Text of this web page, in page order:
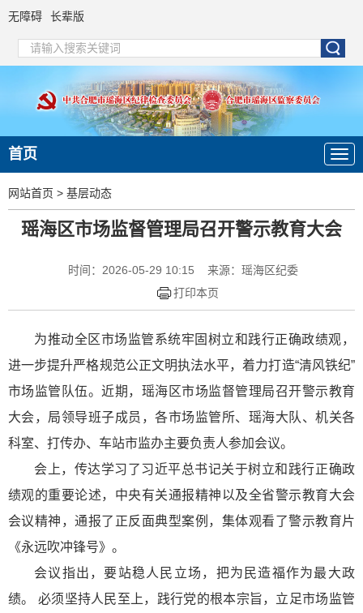
无障碍 长辈版
首页
网站首页 > 基层动态
瑶海区市场监督管理局召开警示教育大会
时间：2026-05-29 10:15
来源：瑶海区纪委
打印本页
为推动全区市场监管系统牢固树立和践行正确政绩观，
进一步提升严格规范公正文明执法水平，着力打造“清风铁纪”
市场监管队伍。近期，瑶海区市场监督管理局召开警示教育
大会，局领导班子成员，各市场监管所、瑶海大队、机关各
科室、打传办、车站市监办主要负责人参加会议。
会上，传达学习了习近平总书记关于树立和践行正确政
绩观的重要论述，中央有关通报精神以及全省警示教育大会
会议精神，通报了正反面典型案例，集体观看了警示教育片
《永远吹冲锋号》。
会议指出，要站稳人民立场，把为民造福作为最大政
绩。 必须坚持人民至上，践行党的根本宗旨，立足市场监管